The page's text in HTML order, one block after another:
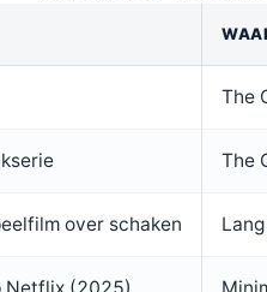
The
The
over schaken